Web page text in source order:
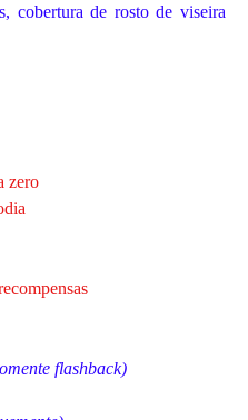
cobertura de rosto de viseira
zero
flashback)